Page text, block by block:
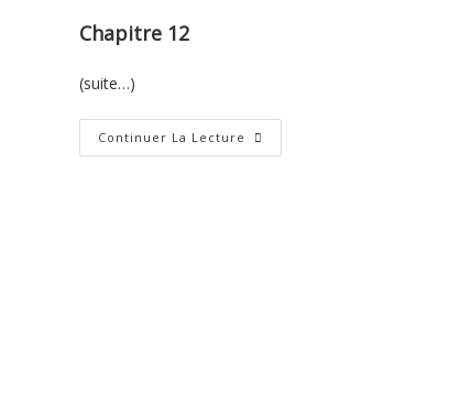
Chapitre 12
(suite…)
Continuer La Lecture Première
Lettre